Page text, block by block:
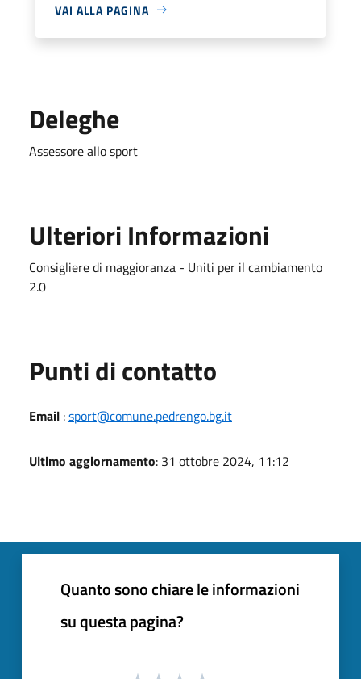
VAI ALLA PAGINA
Deleghe
Assessore allo sport
Ulteriori Informazioni
Consigliere di maggioranza - Uniti per il cambiamento
2.0
Punti di contatto
Email :sport@comune.pedrengo.bg.it
Ultimo aggiornamento: 31 ottobre 2024, 11:12
Quanto sono chiare le informazioni
su questa pagina?